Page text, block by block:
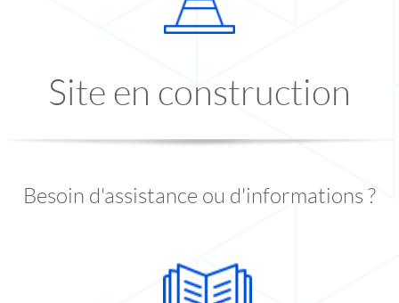
Site en construction
Besoin d'assistance ou d'informations ?